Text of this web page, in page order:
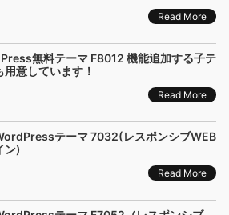
Read More
無料テーマ F8012 機能追加する子テ
用意しています！
Read More
テーマ 7032(レスポンシブWEB
ン)
Read More